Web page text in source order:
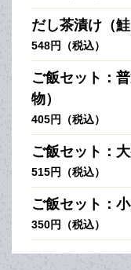
だし茶漬け（鮭
548円（税込）
ご飯セット：
物）
405円（税込）
ご飯セット：
515円（税込）
ご飯セット：
350円（税込）